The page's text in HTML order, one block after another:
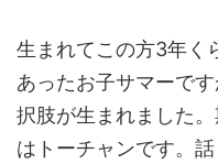
生まれてこの方3年く
あったお子サマーで
択肢が生まれました
はトーチャンです。